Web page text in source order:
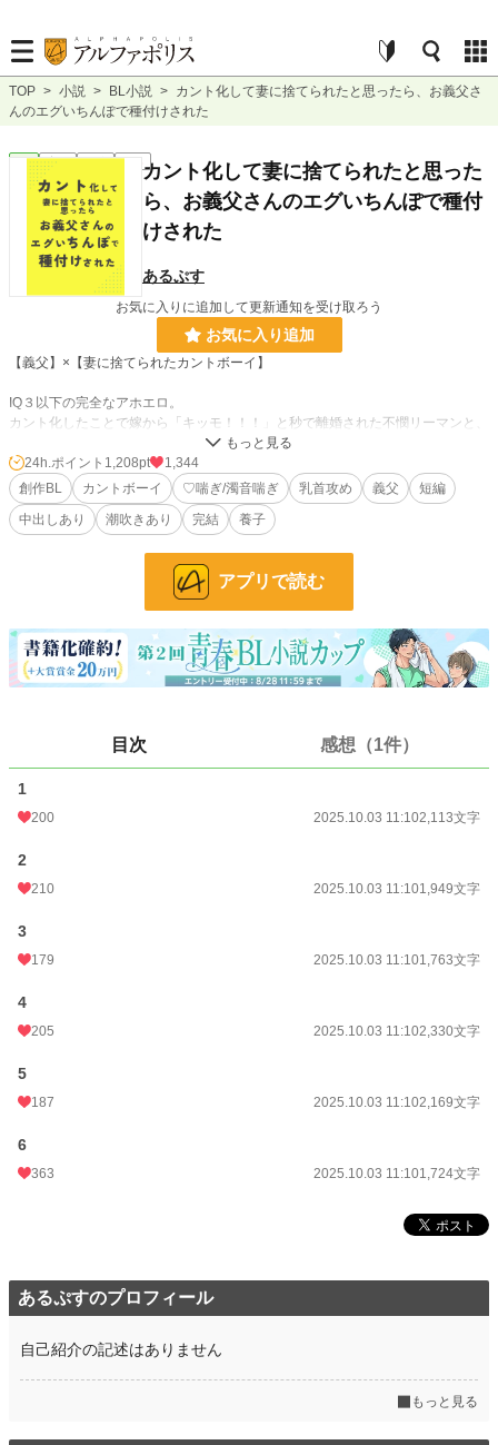
TOP > 小説 > BL小説 > カント化して妻に捨てられたと思ったら、お義父さ
んのエグいちんぽで種付けされた
BL 完結 短編 R18 カント化して妻に捨てられたと思った
ら、お義父さんのエグいちんぽで種付
けされた
あるぷす
お気に入りに追加して更新通知を受け取ろう
お気に入り追加
【義父】×【妻に捨てられたカントボーイ】
IQ３以下の完全なアホエロ。
カント化したことで嫁から「キッモ！！！」と秒で離婚された不憫リーマンと、
離婚したのをいいことにカント息子を食いに来たニッコリ紳士の義父の話。
義父の甘やかしドスケベセッにより、最終的に喜んでお嫁さんになっちゃう受
け。
吹き／ともかくなんでもアリ。
1,041 位 / 228,619 件
BL 174 位 / 31,392 件
お気に入り 329
文字数 12,048
初回完結日時
週間ポイント
月間ポイント
年間ポイント
累計ポイント
24h.ポイント 1,208pt
1,344
創作BL
カントボーイ ♡喘ぎ/濁音喘ぎ 乳首攻め 義父
短編
中出しあり
潮吹きあり 完結 養子
アプリで読む
目次 感想（1件）
1
200 2025.10.03 11:102,113文字
2
210 2025.10.03 11:101,949文字
3
179 2025.10.03 11:101,763文字
4
205 2025.10.03 11:102,330文字
5
187 2025.10.03 11:102,169文字
6
363 2025.10.03 11:101,724文字
あるぷすのプロフィール
自己紹介の記述はありません
もっと見る